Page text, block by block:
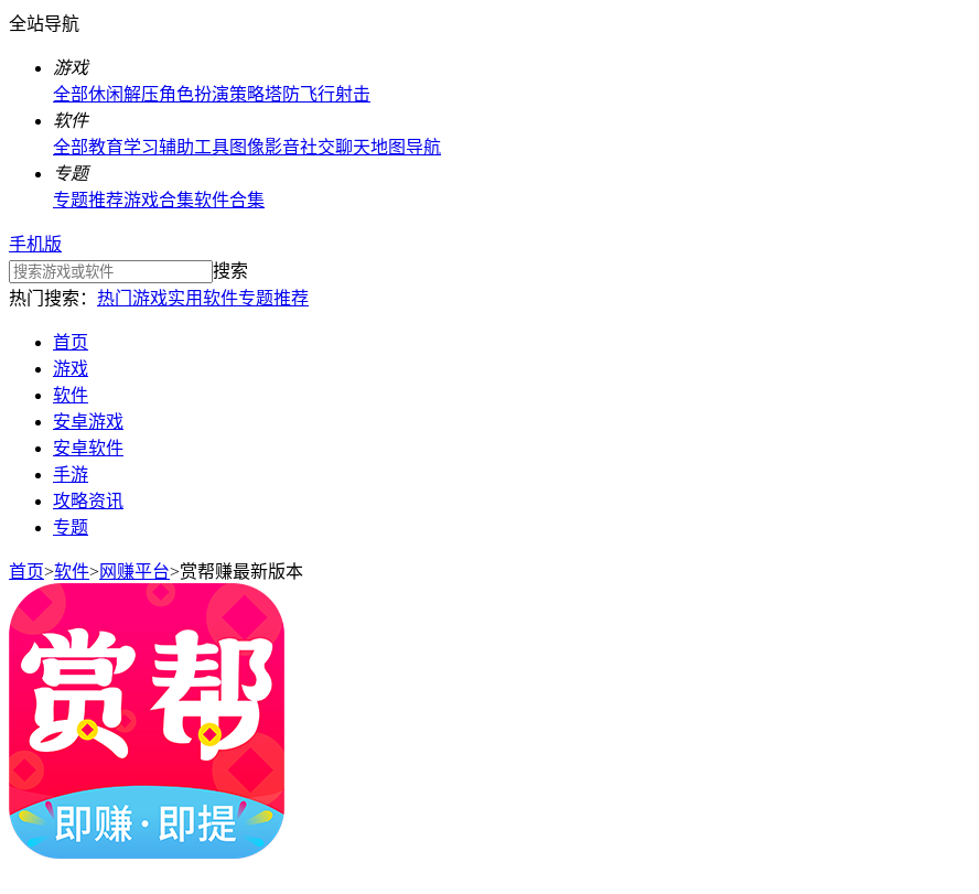
全站导航
游戏
全部休闲解压角色扮演策略塔防飞行射击
软件
全部教育学习辅助工具图像影音社交聊天地图导航
专题
专题推荐游戏合集软件合集
手机版
搜索
热门搜索： 热门游戏实用软件专题推荐
首页
游戏
软件
安卓游戏
安卓软件
手游
攻略资讯
专题
首页>软件>网赚平台>赏帮赚最新版本